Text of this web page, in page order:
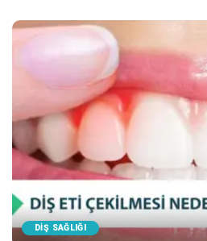
DİŞ SAĞLIĞI